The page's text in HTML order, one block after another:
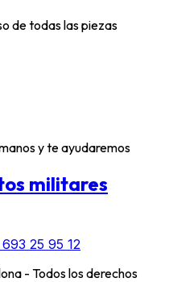
de todas las piezas
y te ayudaremos
militares
25 95 12
- Todos los derechos